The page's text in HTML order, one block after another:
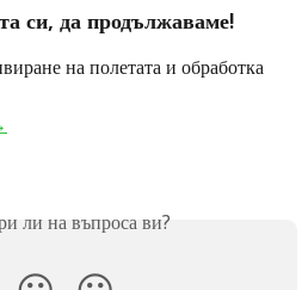
си, да продължаваме!
на полетата и обработка
ли на въпроса ви?